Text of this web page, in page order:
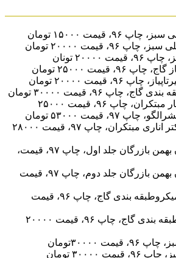
۹- زبان انگلیسی دهم دکتر اناری مبتکران، چاپ ۹۷، قیمت ۲۸۰۰۰
۱۰- شیمی دهم مبتکران بهمن بازرگان جلد اول، چاپ ۹۷، قیمت،
۱۱- شیمی دهم مبتکران بهمن بازرگان جلد دوم، چاپ ۹۷، قیمت
۱۲- فیزیک دهم تجربی میکروطبقه بندی گاج، چاپ ۹۶، قیمت
۱۳- ریاضی دهم میکروطبقه بندی گاج، چاپ ۹۶، قیمت ۲۰۰۰۰